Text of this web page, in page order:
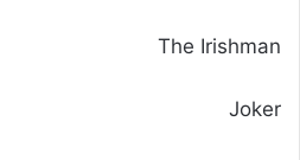
The Irishman
Joker